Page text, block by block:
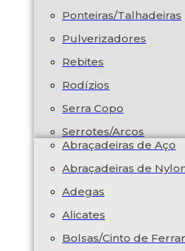
Ponteiras/Talhadeiras
Pulverizadores
Rebites
Rodízios
Serra Copo
Serrotes/Arcos
Abraçadeiras de Aço
Abraçadeiras de
Adegas
Alicates
Bolsas/Cinto de